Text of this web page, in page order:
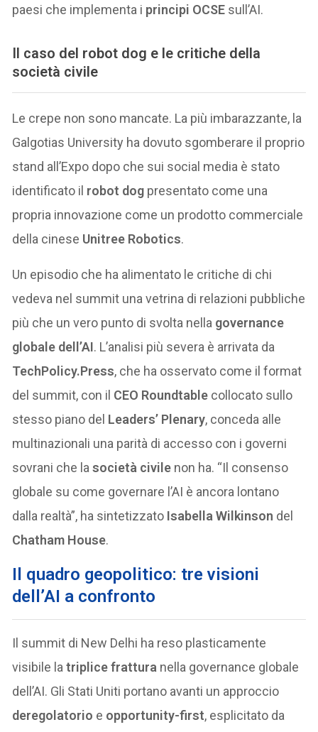
paesi che implementa i principi OCSE sull’AI.
Il caso del robot dog e le critiche della
società civile
Le crepe non sono mancate. La più imbarazzante, la
Galgotias University ha dovuto sgomberare il proprio
stand all’Expo dopo che sui social media è stato
identificato il robot dog presentato come una
propria innovazione come un prodotto commerciale
della cinese Unitree Robotics.
Un episodio che ha alimentato le critiche di chi
vedeva nel summit una vetrina di relazioni pubbliche
più che un vero punto di svolta nella governance
globale dell’AI. L’analisi più severa è arrivata da
TechPolicy.Press, che ha osservato come il format
del summit, con il CEO Roundtable collocato sullo
stesso piano del Leaders’ Plenary, conceda alle
multinazionali una parità di accesso con i governi
sovrani che lasocietà civile non ha. “Il consenso
globale su come governare l’AI è ancora lontano
dalla realtà”, ha sintetizzato Isabella Wilkinson del
Chatham House.
Il quadro geopolitico: tre visioni
dell’AI a confronto
Il summit di New Delhi ha reso plasticamente
visibile latriplice frattura nella governance globale
dell’AI. Gli Stati Uniti portano avanti un approccio
deregolatorio e opportunity-first, esplicitato da